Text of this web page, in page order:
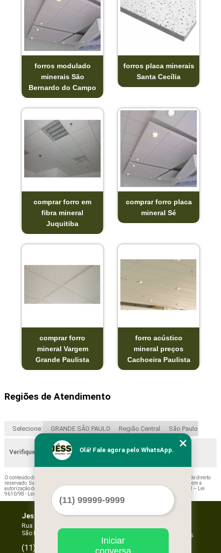
forros modulado
minerais São
Bernardo do Campo
forros placa minerais
Santa Cecília
comprar forro em
fibra mineral
Juquitiba
comprar forro placa
mineral Sé
comprar forro
mineral Vargem
Grande Paulista
forro acústico
mineral preços
Cachoeira Paulista
Regiões de Atendimento
Selecione: GRANDE SÃO PAULO Região Central São Paulo
Verifique as regiões que atendemos
O conteúdo do texto "
" é de direito
reservado. Sua reprodução, parcial ou total, mesmo citando nossos links, é proibida sem a
autorização do autor. Crime de violação de direito autoral – artigo 184 do Código Penal –
Lei
9610/98 - Lei de direitos autorais
Jessica Forros e Divisórias
Rua Oscar Horta, 269 - Mooca
São Paulo - SP - CEP: 03105-110
(11)
Serviços
Olá! Fale agora pelo WhatsApp.
Iniciar
conversa